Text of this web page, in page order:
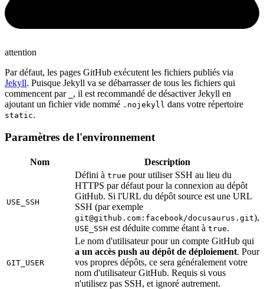
attention
Par défaut, les pages GitHub exécutent les fichiers publiés via
Jekyll. Puisque Jekyll va se débarrasser de tous les fichiers qui
commencent par
, il est recommandé de désactiver Jekyll en
ajoutant un fichier vide nommé .nojekyll dans votre répertoire
static.
Paramètres de l'environnement
Nom Description
USE_SSH
Défini à true pour utiliser SSH au lieu du
HTTPS par défaut pour la connexion au dépôt
GitHub. Si l'URL du dépôt source est une URL
SSH (par exemple
git@github.com :facebook/docusaurus.git),
USE_SSH est déduite comme étant à true.
GIT_USER
Le nom d'utilisateur pour un compte GitHub qui
a un accès push au dépôt de déploiement. Pour
vos propres dépôts, ce sera généralement votre
nom d'utilisateur GitHub. Requis si vous
n'utilisez pas SSH, et ignoré autrement.